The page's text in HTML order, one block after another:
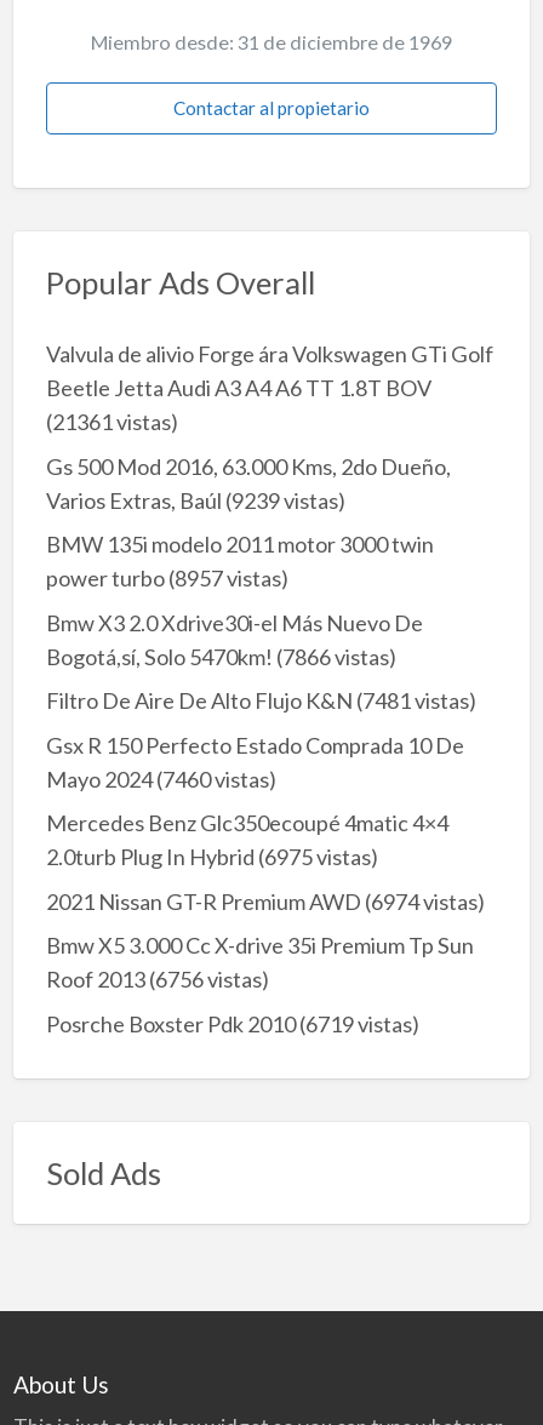
Miembro desde: 31 de diciembre de 1969
Contactar al propietario
Popular Ads Overall
Valvula de alivio Forge ára Volkswagen GTi Golf
Beetle Jetta Audi A3 A4 A6 TT 1.8T BOV
(21361 vistas)
Gs 500 Mod 2016, 63.000 Kms, 2do Dueño,
Varios Extras, Baúl (9239 vistas)
BMW 135i modelo 2011 motor 3000 twin
power turbo(8957 vistas)
Bmw X3 2.0 Xdrive30i-el Más Nuevo De
Bogotá,sí, Solo 5470km! (7866 vistas)
Filtro De Aire De Alto Flujo K&N (7481 vistas)
Gsx R 150 Perfecto Estado Comprada 10 De
Mayo 2024(7460 vistas)
Mercedes Benz Glc350ecoupé 4matic 4×4
2.0turb Plug In Hybrid (6975 vistas)
2021 Nissan GT-R Premium AWD (6974 vistas)
Bmw X5 3.000 Cc X-drive 35i Premium Tp Sun
Roof 2013(6756 vistas)
Posrche Boxster Pdk 2010(6719 vistas)
Sold Ads
About Us